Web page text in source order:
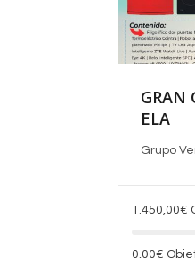
GRAN
ELA
Grupo
1.450,00€
0,00€